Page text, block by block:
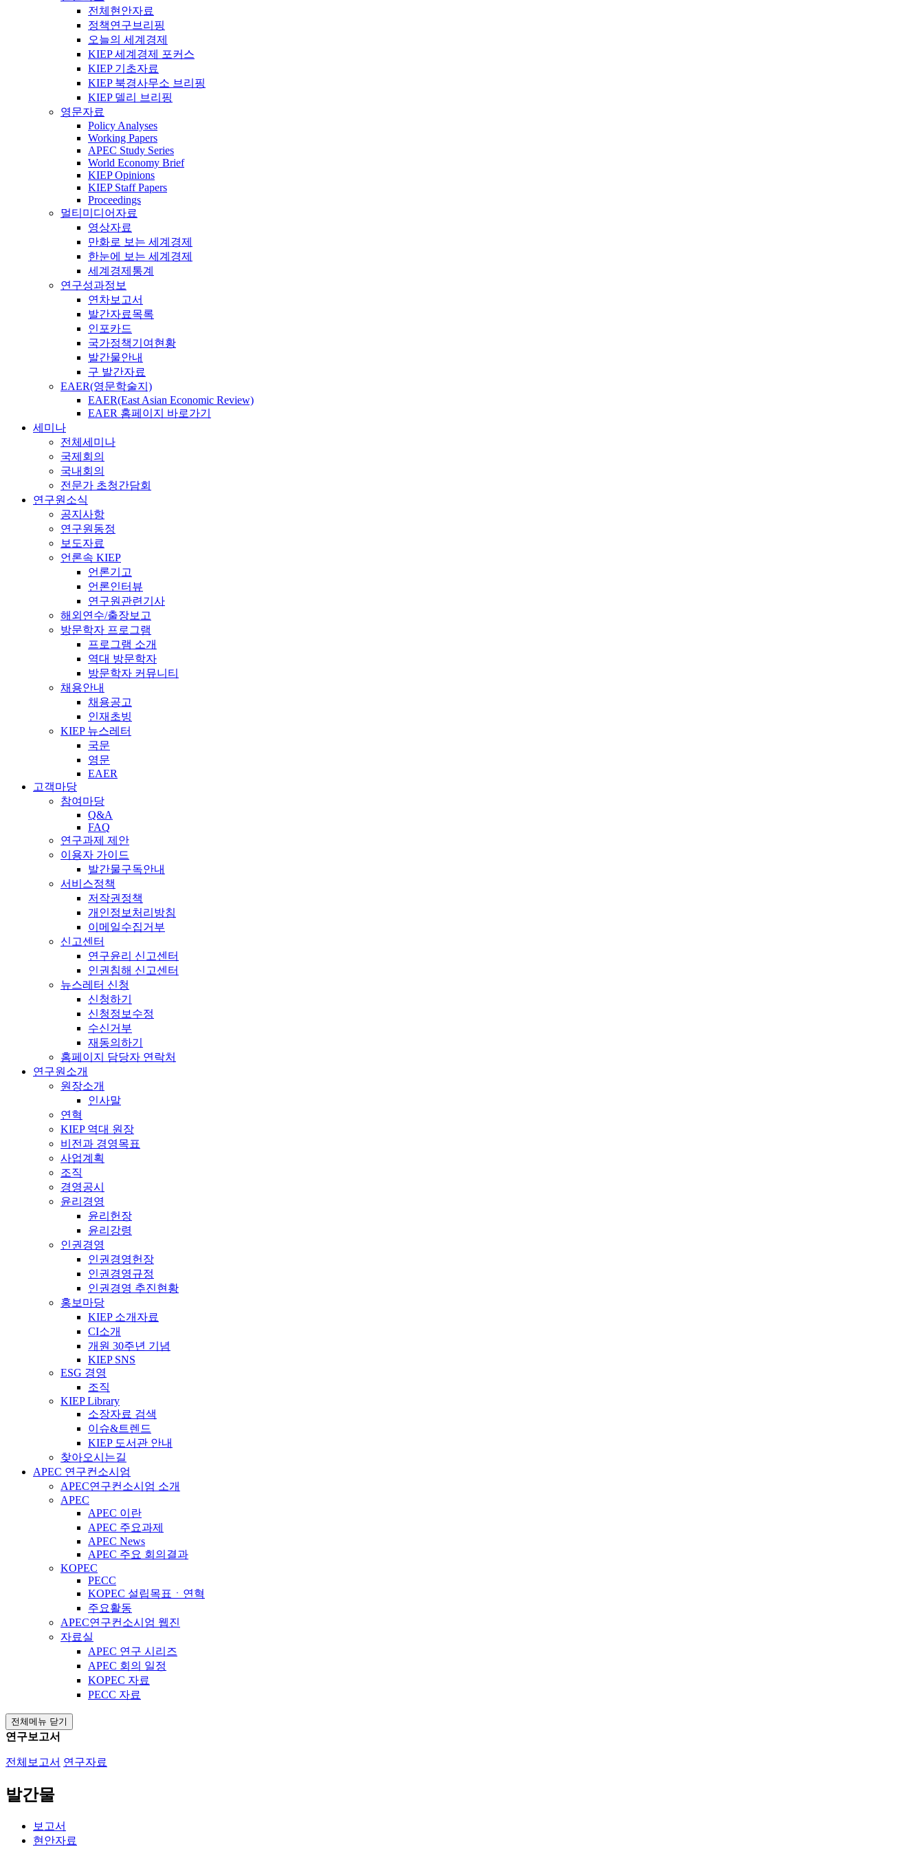
전체현안자료
정책연구브리핑
오늘의 세계경제
KIEP 세계경제 포커스
KIEP 기초자료
KIEP 북경사무소 브리핑
KIEP 델리 브리핑
영문자료
Policy Analyses
Working Papers
APEC Study Series
World Economy Brief
KIEP Opinions
KIEP Staff Papers
Proceedings
멀티미디어자료
영상자료
만화로 보는 세계경제
한눈에 보는 세계경제
세계경제통계
연구성과정보
연차보고서
발간자료목록
인포카드
국가정책기여현황
발간물안내
구 발간자료
EAER(영문학술지)
EAER(East Asian Economic Review)
EAER 홈페이지 바로가기
세미나
전체세미나
국제회의
국내회의
전문가 초청간담회
연구원소식
공지사항
연구원동정
보도자료
언론속 KIEP
언론기고
언론인터뷰
연구원관련기사
해외연수/출장보고
방문학자 프로그램
프로그램 소개
역대 방문학자
방문학자 커뮤니티
채용안내
채용공고
인재초빙
KIEP 뉴스레터
국문
영문
EAER
고객마당
참여마당
Q&A
FAQ
연구과제 제안
이용자 가이드
발간물구독안내
서비스정책
저작권정책
개인정보처리방침
이메일수집거부
신고센터
연구윤리 신고센터
인권침해 신고센터
뉴스레터 신청
신청하기
신청정보수정
수신거부
재동의하기
홈페이지 담당자 연락처
연구원소개
원장소개
인사말
연혁
KIEP 역대 원장
비전과 경영목표
사업계획
조직
경영공시
윤리경영
윤리헌장
윤리강령
인권경영
인권경영헌장
인권경영규정
인권경영 추진현황
홍보마당
KIEP 소개자료
CI소개
개원 30주년 기념
KIEP SNS
ESG 경영
조직
KIEP Library
소장자료 검색
이슈&트렌드
KIEP 도서관 안내
찾아오시는길
APEC 연구컨소시엄
APEC연구컨소시엄 소개
APEC
APEC 이란
APEC 주요과제
APEC News
APEC 주요 회의결과
KOPEC
PECC
KOPEC 설립목표ㆍ연혁
주요활동
APEC연구컨소시엄 웹진
자료실
APEC 연구 시리즈
APEC 회의 일정
KOPEC 자료
PECC 자료
전체메뉴 닫기
연구보고서
전체보고서 연구자료
발간물
보고서
현안자료